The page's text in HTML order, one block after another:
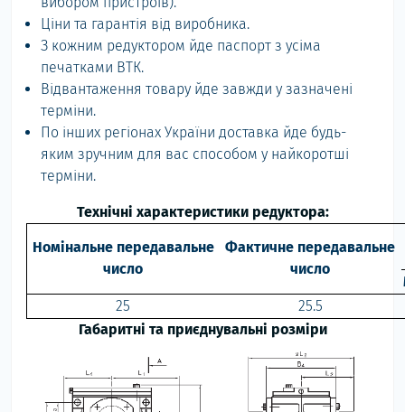
Ціни та гарантія від виробника.
З кожним редуктором йде паспорт з усіма
печатками ВТК.
Відвантаження товару йде завжди у зазначені
терміни.
По інших регіонах України доставка йде будь-
яким зручним для вас способом у найкоротші
терміни.
Технічні характеристики редуктора:
Номінальне передавальне
число
Фактичне передавальне
число
25
25.5
Габаритні та приєднувальні розміри